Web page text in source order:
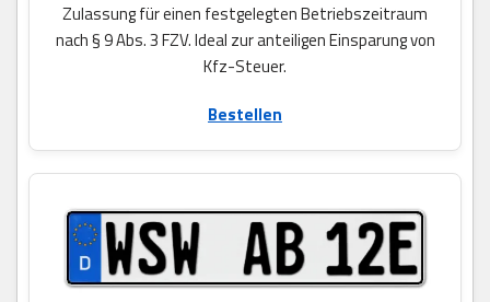
Zulassung für einen festgelegten Betriebszeitraum
nach § 9 Abs. 3 FZV. Ideal zur anteiligen Einsparung von
Kfz-Steuer.
Bestellen